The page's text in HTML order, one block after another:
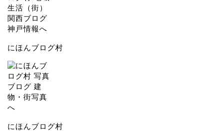
にほんブログ村
にほんブログ村